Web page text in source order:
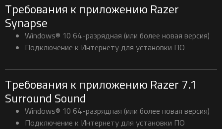
Требования к приложению Razer
Synapse
Windows® 10 64-разрядная (или более новая версия)
Подключение к Интернету для установки ПО
Требования к приложению Razer 7.1
Surround Sound
Windows® 10 64-разрядная (или более новая версия)
Подключение к Интернету для установки ПО